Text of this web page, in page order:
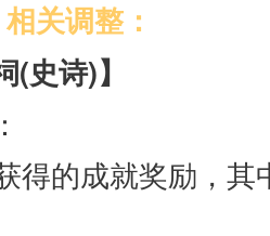
关调整：
(史诗)】
得的成就奖励，